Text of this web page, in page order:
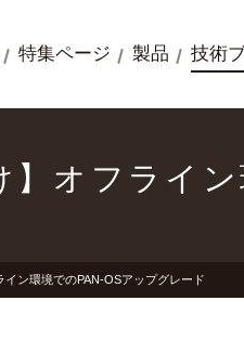
特集ページ 製品 技術
】オフライ
イン環境でのPAN-OSアップグレード